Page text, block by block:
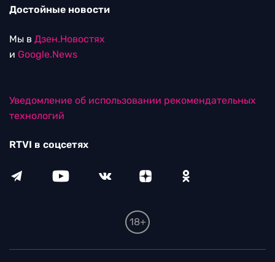
Достойные новости
Мы в Дзен.Новостях
и Google.News
Уведомление об использовании рекомендательных
технологий
RTVI в соцсетях
18+